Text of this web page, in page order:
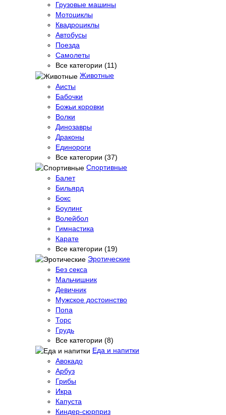
Грузовые машины
Мотоциклы
Квадроциклы
Автобусы
Поезда
Самолеты
Все категории (11)
Животные
Аисты
Бабочки
Божьи коровки
Волки
Динозавры
Драконы
Единороги
Все категории (37)
Спортивные
Балет
Бильярд
Бокс
Боулинг
Волейбол
Гимнастика
Карате
Все категории (19)
Эротические
Без секса
Мальчишник
Девичник
Мужское достоинство
Попа
Торс
Грудь
Все категории (8)
Еда и напитки
Авокадо
Арбуз
Грибы
Икра
Капуста
Киндер-сюрприз